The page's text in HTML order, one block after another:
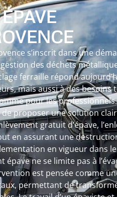
s’inscrit dans une
des déchets
ferraille répond
mais aussi à des besoins
pour les
de proposer une solution
gratuit d’épave,
en assurant une
en vigueur dans
épave ne se limite pas à
est pensée comme
permettant de